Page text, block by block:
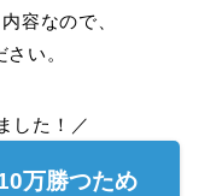
容なので、
い。
した！／
万勝つため